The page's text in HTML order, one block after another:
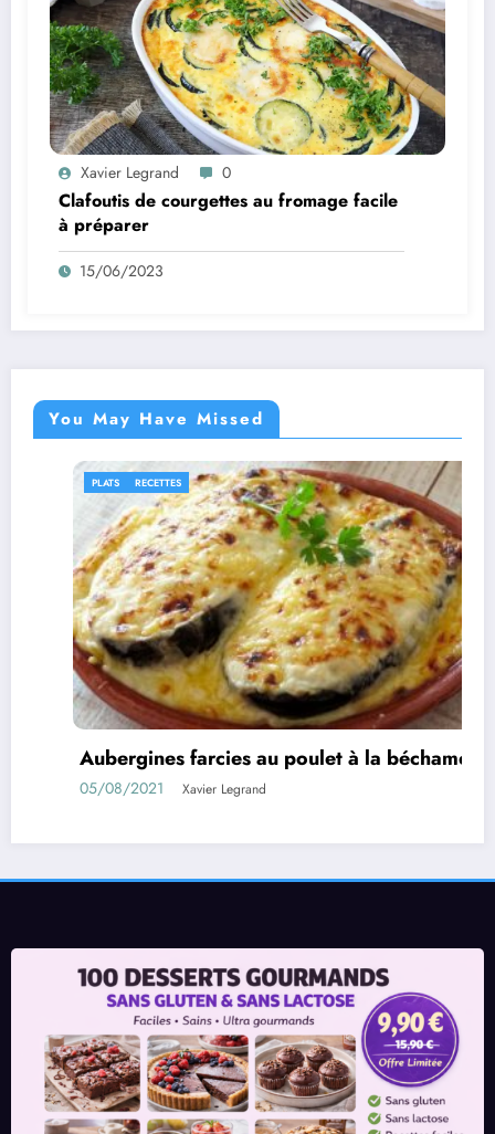
Xavier Legrand 0
Clafoutis de courgettes au fromage facile
à préparer
15/06/2023
You May Have Missed
RECETTES
Aubergines farcies au poulet à la béchamel
05/08/2021 Xavier Legrand